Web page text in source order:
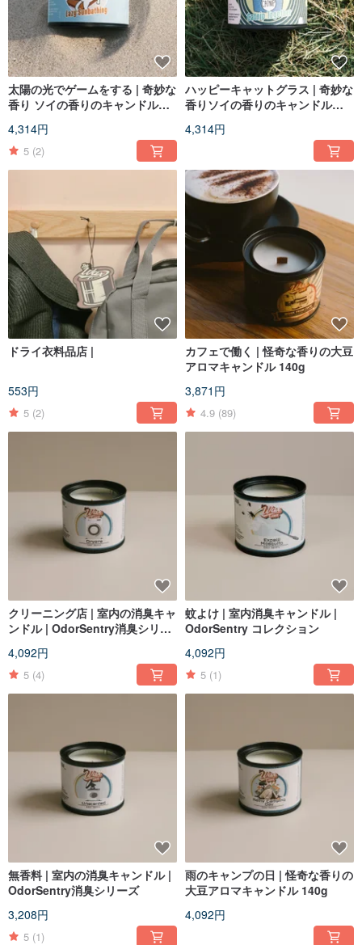
太陽の光でゲームをする | 奇妙な
香り ソイの香りのキャンドル
4,314円
5 (2)
ハッピーキャットグラス | 奇妙な
香りソイの香りのキャンドル
4,314円
ドライ衣料品店 |
553円
5 (2)
カフェで働く | 怪奇な香りの大豆
アロマキャンドル 140g
3,871円
4.9 (89)
クリーニング店 | 室内の消臭キャ
ンドル | OdorSentry消臭シリー
4,092円
5 (4)
蚊よけ | 室内消臭キャンドル |
OdorSentry コレクション
4,092円
5 (1)
無香料 | 室内の消臭キャンドル |
OdorSentry消臭シリーズ
3,208円
5 (1)
雨のキャンプの日 | 怪奇な香りの
大豆アロマキャンドル 140g
4,092円